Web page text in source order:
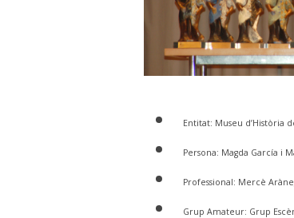
Entitat: Museu d’Història
Persona: Magda García i
Professional: Mercè
Grup Amateur: Grup